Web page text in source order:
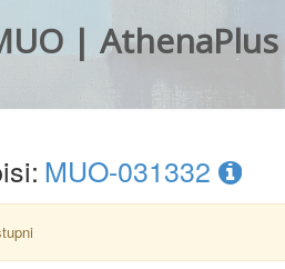
| AthenaPlus
MUO-031332